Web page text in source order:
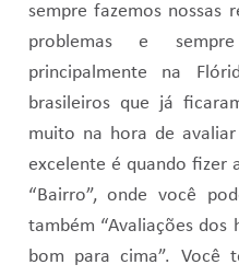
sempre fazemos nossas
problemas e
principalmente na
brasileiros que já
muito na hora de
excelente é quando fizer
“Bairro”, onde você
também “Avaliações dos
bom para cima”. Você